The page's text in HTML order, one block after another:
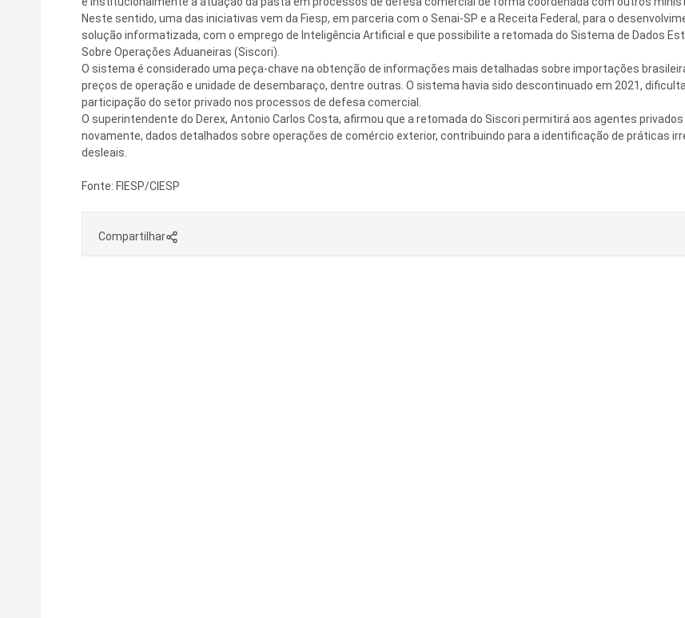
Neste sentido, uma das iniciativas vem da Fiesp, em parceria com o Senai-SP e a Receita Federal, para o
solução informatizada, com o emprego de Inteligência Artificial e que possibilite a retomada do Sistema de Dados
Sobre Operações Aduaneiras (Siscori).
O sistema é considerado uma peça-chave na obtenção de informações mais detalhadas sobre importações
preços de operação e unidade de desembaraço, dentre outras. O sistema havia sido descontinuado em 2021,
participação do setor privado nos processos de defesa comercial.
O superintendente do Derex, Antonio Carlos Costa, afirmou que a retomada do Siscori permitirá aos agentes
novamente, dados detalhados sobre operações de comércio exterior, contribuindo para a identificação de práticas
desleais.
Fonte: FIESP/CIESP
Compartilhar